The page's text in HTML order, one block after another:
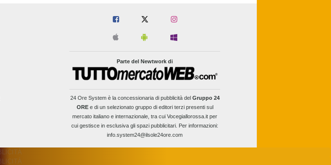
Parte del Newtwork di
24 Ore Systemè la concessionaria di pubblicità del Gruppo 24
OREe di un selezionato gruppo di editori terzi presenti sul
mercato italiano e internazionale, tra cui Vocegiallorossa.it per
cui gestisce in esclusiva gli spazi pubblicitari. Per informazioni:
info.system24@ilsole24ore.com